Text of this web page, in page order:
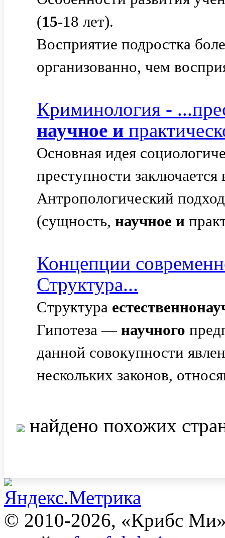
(15-18 лет).
Восприятие подростка
организованно, чем
Криминология -
научное и
Основная идея
преступности
Антропологический
(сущность, научное и
Концепции
Структура...
Структура
Гипотеза — научного
данной совокупности
нескольких законов,
найдено похожих
© 2010-2026, «Крибс